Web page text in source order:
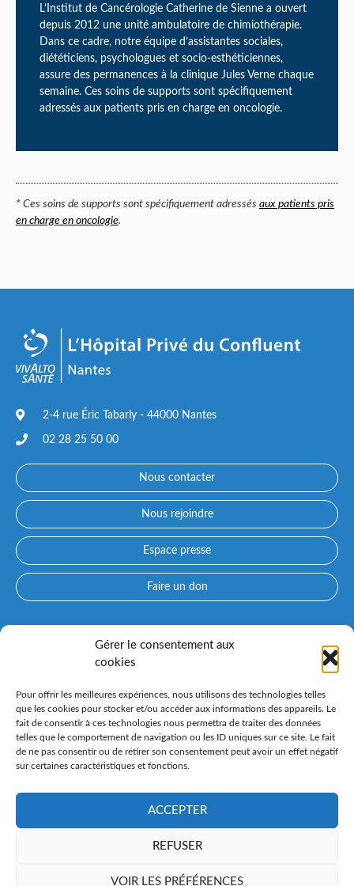
Gérer le consentement aux
cookies
Pour offrir les meilleures expériences, nous utilisons des technologies telles
que les cookies pour stocker et/ou accéder aux informations des appareils. Le
fait de consentir à ces technologies nous permettra de traiter des données
telles que le comportement de navigation ou les ID uniques sur ce site. Le fait
de ne pas consentir ou de retirer son consentement peut avoir un effet négatif
sur certaines caractéristiques et fonctions.
ACCEPTER
REFUSER
VOIR LES PRÉFÉRENCES
L’Institut de Cancérologie Catherine de Sienne a ouvert
depuis 2012 une unité ambulatoire de chimiothérapie.
Dans ce cadre, notre équipe d’assistantes sociales,
diététiciens, psychologues et socio-esthéticiennes,
assure des permanences à la clinique Jules Verne chaque
semaine. Ces soins de supports sont spécifiquement
adressés aux patients pris en charge en oncologie.
* Ces soins de supports sont spécifiquement adressés aux patients pris
en charge en oncologie.
2-4 rue Éric Tabarly - 44000 Nantes
02 28 25 50 00
Nous contacter
Nous rejoindre
Espace presse
Faire un don
Qui sommes-nous ?
Prendre rendez-vous avec un médecin
Consultez nos spécialités
Espace patient PARCOURS CONFLUENT et préadmission en
Nos instituts spécialisés